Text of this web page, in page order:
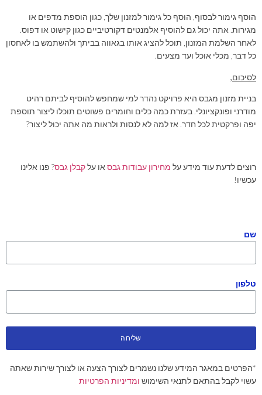
הוסף גימור לבסוף, הוסף כל גימור למזנון שלך, כגון הוספת מדפים או
מגירות. אתה יכול גם להוסיף אלמנטים דקורטיביים כגון קישוט או דפוס.
לאחר השלמת המזנון, תוכל להציג אותו בגאווה בביתך ולהשתמש בו לאחסון
כל דבר, מכלי אוכל ועד מצעים.
לסיכום,
בניית מזנון מגבס היא פרויקט נהדר למי שמחפש להוסיף לביתם רהיט
מודרני ופונקציונלי. בעזרת כמה כלים וחומרים פשוטים תוכלו ליצור תוספת
יפה ופרקטית לכל חדר. אז למה לא לנסות ולראות מה אתה יכול ליצור?
רוצים לדעת עוד מידע על מחירון עבודות גבס או עלקבלן גבס? פנו אלינו
עכשיו!
שם
טלפון
שליחה
*הפרטים במאגר המידע שלנו נשמרים לצורך הצעה או לצורך שירות שאתה
עשוי לקבל בהתאם לתנאי השימוש ומדיניות הפרטיות